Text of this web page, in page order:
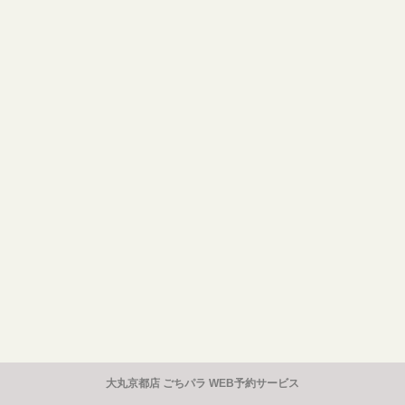
大丸京都店 ごちパラ WEB予約サービス